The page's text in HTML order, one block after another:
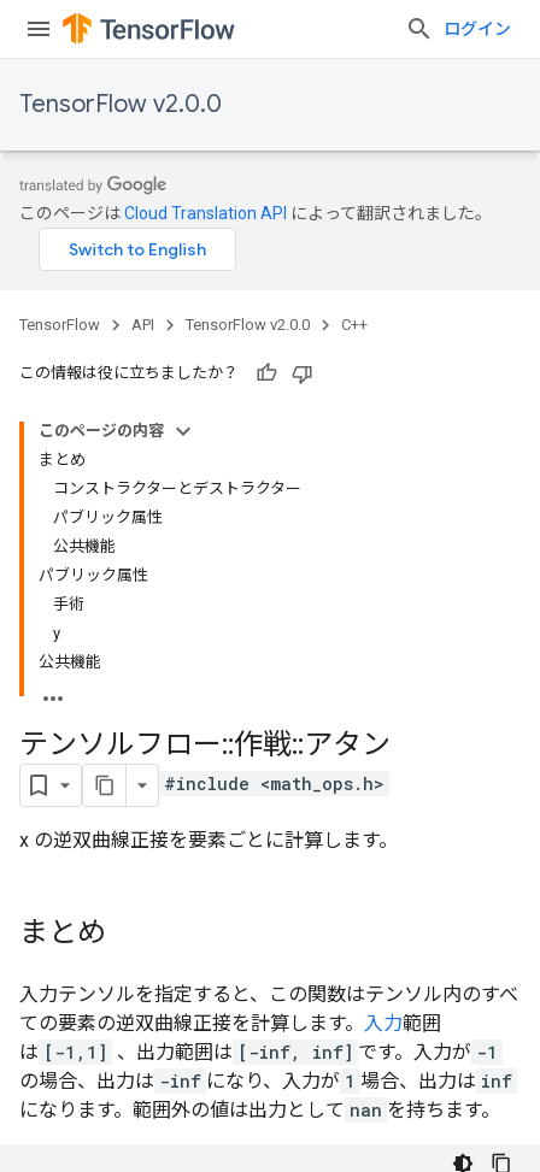
ログイン
TensorFlow v2.0.0
このページはCloud Translation API によって翻訳されました。
TensorFlow API TensorFlow v2.0.0 C++
この情報は役に立ちましたか？
このページの内容
まとめ
コンストラクターとデストラクター
パブリック属性
公共機能
パブリック属性
手術
y
公共機能
テンソルフロー::作戦::アタン
#include <math_ops.h>
x の逆双曲線正接を要素ごとに計算します。
まとめ
入力テンソルを指定すると、この関数はテンソル内のすべ
ての要素の逆双曲線正接を計算します。 入力範囲
は [-1,1] 、出力範囲は [-inf, inf] です。入力が -1
の場合、出力は -inf になり、入力が 1 場合、出力は inf
になります。範囲外の値は出力として nan を持ちます。